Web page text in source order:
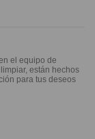
el equipo de
están hechos
para tus deseos